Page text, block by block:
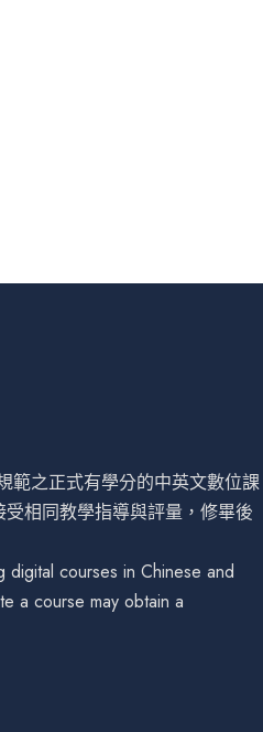
範之正式有學分的中英文數位課
相同教學指導與評量，修畢後
digital courses in Chinese and
a course may obtain a